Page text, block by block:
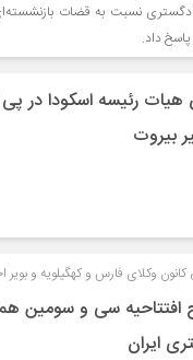
نسبت به قضات
داد.
رئیسه اسکودا در
بیروت
کانون وکلای فارس و کهگیلویه و بویر
سی و سومین
ایران